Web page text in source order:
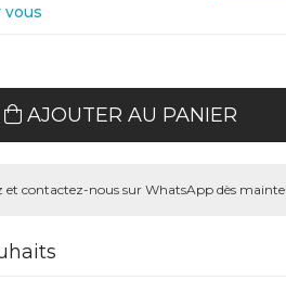
vous
AJOUTER AU PANIER
et contactez-nous sur WhatsApp dès